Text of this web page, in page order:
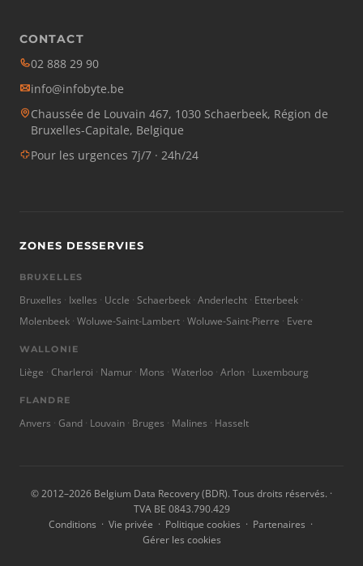
CONTACT
02 888 29 90
info@infobyte.be
Chaussée de Louvain 467, 1030 Schaerbeek, Région de
Bruxelles-Capitale, Belgique
Pour les urgences 7j/7 · 24h/24
ZONES DESSERVIES
BRUXELLES
Bruxelles Ixelles Uccle Schaerbeek Anderlecht Etterbeek
Molenbeek Woluwe-Saint-Lambert Woluwe-Saint-Pierre Evere
WALLONIE
Liège Charleroi Namur Mons Waterloo Arlon Luxembourg
FLANDRE
Anvers Gand Louvain Bruges Malines Hasselt
© 2012–2026 Belgium Data Recovery (BDR). Tous droits réservés. ·
TVA BE 0843.790.429
Conditions · Vie privée · Politique cookies · Partenaires ·
Gérer les cookies